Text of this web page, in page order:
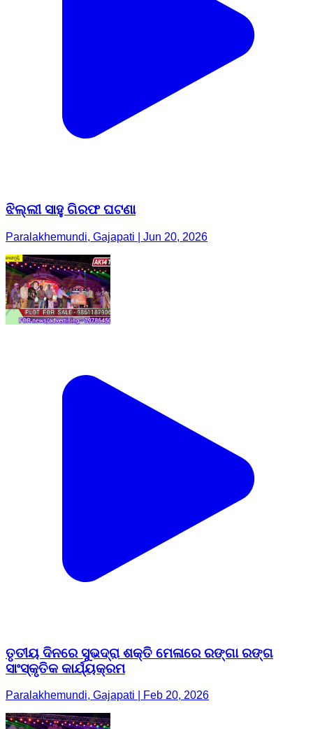
ଝିଲ୍ଲୀ ସାହୁ ଗିରଫ ଘଟଣା
Paralakhemundi, Gajapati | Jun 20, 2026
ତୃତୀୟ ଦିନରେ ସୁଭଦ୍ରା ଶକ୍ତି ମେଳାରେ ରଙ୍ଗା ରଙ୍ଗ
ସାଂସ୍କୃତିକ କାର୍ଯ୍ୟକ୍ରମ
Paralakhemundi, Gajapati | Feb 20, 2026